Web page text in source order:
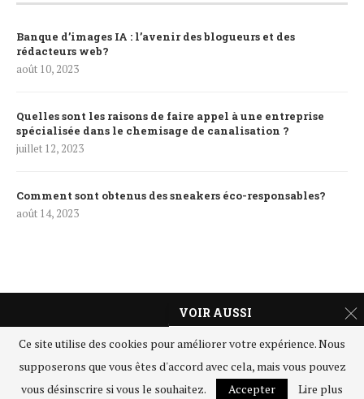
Banque d’images IA : l’avenir des blogueurs et des
rédacteurs web?
août 10, 2023
Quelles sont les raisons de faire appel à une entreprise
spécialisée dans le chemisage de canalisation ?
juillet 12, 2023
Comment sont obtenus des sneakers éco-responsables?
août 14, 2023
Emilie-online.com @2020 - Tous droits réservés -SiteMap
VOIR AUSSI
Les usages
vis… dans...
août 7, 2023
Ce site utilise des cookies pour améliorer votre expérience. Nous
supposerons que vous êtes d'accord avec cela, mais vous pouvez
vous désinscrire si vous le souhaitez.
Accepter Lire plus